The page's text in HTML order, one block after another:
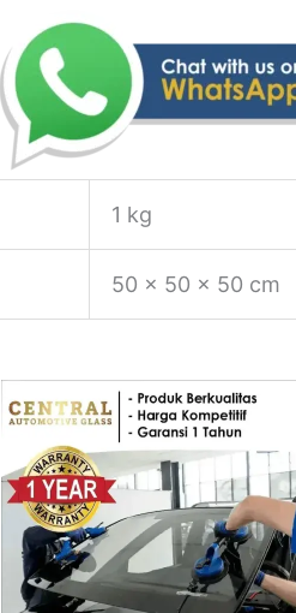
1 kg
50 × 50 × 50 cm